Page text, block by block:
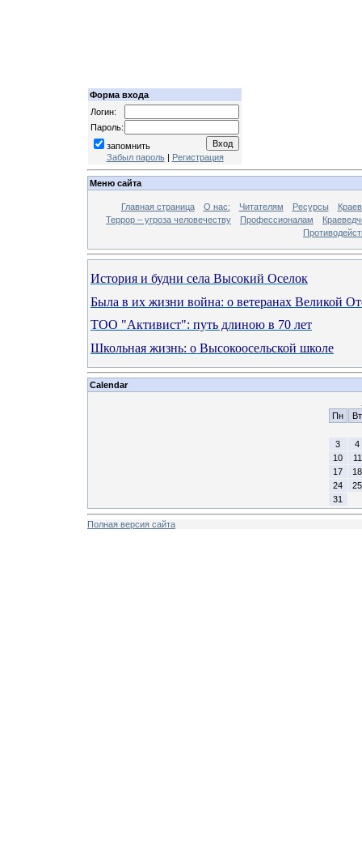
Форма входа
Логин:
Пароль:
запомнить
Забыл пароль| Регистрация
Меню сайта
Главная страница О нас: Читателям Ресурсы
Террор – угроза человечеству
Профессионалам
История и будни села Высокий Оселок
Была в их жизни война: о ветеранах Великой
ТОО "Активист": путь длиною в 70 лет
Школьная жизнь: о Высокоосельской школе
Calendar
Пн
Вт
3
4
10
11
17
18
24
25
31
Полная версия сайта